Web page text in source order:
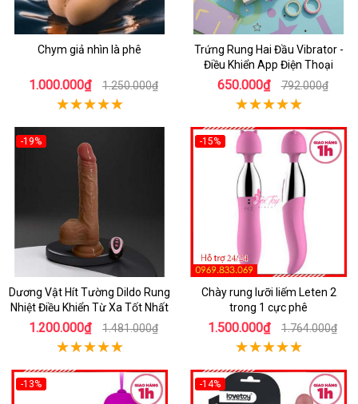
Chym giả nhìn là phê
1.000.000₫ 1.250.000₫
Trứng Rung Hai Đầu Vibrator -
Điều Khiển App Điện Thoại
650.000₫ 792.000₫
-19%
Dương Vật Hít Tường Dildo Rung
Nhiệt Điều Khiển Từ Xa Tốt Nhất
1.200.000₫ 1.481.000₫
-15%
Chày rung lưỡi liếm Leten 2
trong 1 cực phê
1.500.000₫ 1.764.000₫
-13% -14%